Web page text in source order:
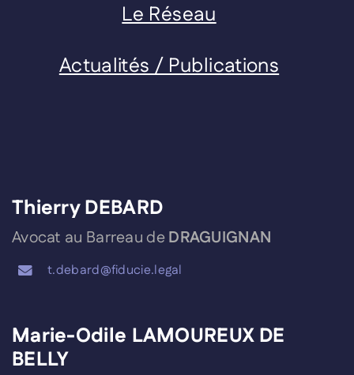
Le Réseau
Actualités / Publications
Thierry DEBARD
Avocat au Barreau deDRAGUIGNAN
t.debard@fiducie.legal
Marie-Odile LAMOUREUX DE
BELLY